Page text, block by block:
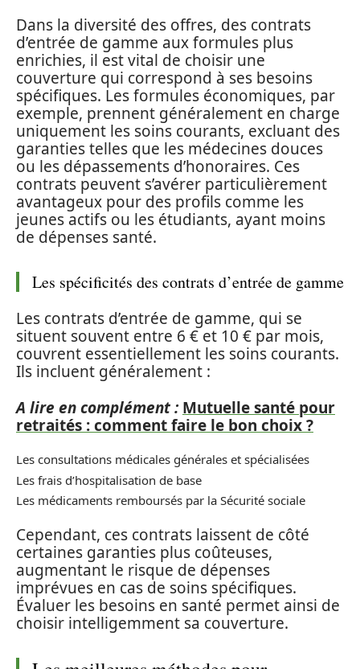
Dans la diversité des offres, des contrats
d’entrée de gamme aux formules plus
enrichies, il est vital de choisir une
couverture qui correspond à ses besoins
spécifiques. Les formules économiques, par
exemple, prennent généralement en charge
uniquement les soins courants, excluant des
garanties telles que les médecines douces
ou les dépassements d’honoraires. Ces
contrats peuvent s’avérer particulièrement
avantageux pour des profils comme les
jeunes actifs ou les étudiants, ayant moins
de dépenses santé.
Les spécificités des contrats d’entrée de gamme
Les contrats d’entrée de gamme, qui se
situent souvent entre 6 € et 10 € par mois,
couvrent essentiellement les soins courants.
Ils incluent généralement :
A lire en complément : Mutuelle santé pour
retraités : comment faire le bon choix ?
Les consultations médicales générales et spécialisées
Les frais d’hospitalisation de base
Les médicaments remboursés par la Sécurité sociale
Cependant, ces contrats laissent de côté
certaines garanties plus coûteuses,
augmentant le risque de dépenses
imprévues en cas de soins spécifiques.
Évaluer les besoins en santé permet ainsi de
choisir intelligemment sa couverture.